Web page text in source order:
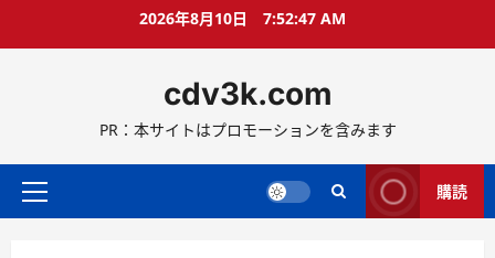
ス
ッ
2026年8月10日 7:52:49 AM
cdv3k.com
PR：本サイトはプロモーションを含みます
メ
購読